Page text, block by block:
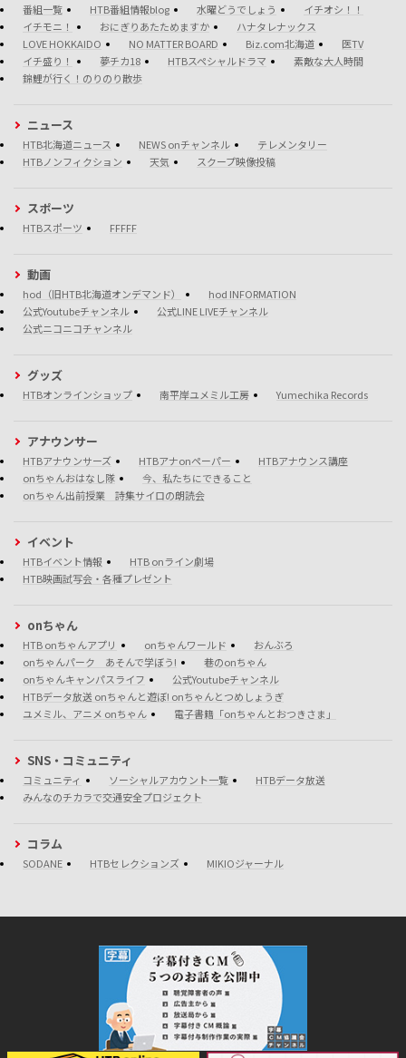
番組一覧 HTB番組情報blog 水曜どうでしょう
イチオシ！！
イチモニ！
おにぎりあたためますか
ハナタレナックス
LOVE HOKKAIDO
NO MATTER BOARD Biz.com北海道
医TV
イチ盛り！
夢チカ18 HTBスペシャルドラマ
素敵な大人時間
錦鯉が行く！のりのり散歩
ニュース
HTB北海道ニュース NEWS onチャンネル
テレメンタリー
HTBノンフィクション
天気 スクープ映像投稿
スポーツ
HTBスポーツ FFFFF
動画
hod（旧HTB北海道オンデマンド）
hod INFORMATION
公式Youtubeチャンネル
公式LINE LIVEチャンネル
公式ニコニコチャンネル
グッズ
HTBオンラインショップ 南平岸ユメミル工房 Yumechika Records
アナウンサー
HTBアナウンサーズ HTBアナonペーパー
HTBアナウンス講座
onちゃんおはなし隊
今、私たちにできること
onちゃん出前授業 詩集サイロの朗読会
イベント
HTBイベント情報
HTB onライン劇場
HTB映画試写会・各種プレゼント
onちゃん
HTB onちゃんアプリ onちゃんワールド
おんぶろ
onちゃんパーク あそんで学ぼう!
巷のonちゃん
onちゃんキャンパスライフ
公式Youtubeチャンネル
HTBデータ放送 onちゃんと遊ぼ! onちゃんとつめしょうぎ
ユメミル、アニメ onちゃん
電子書籍「onちゃんとおつきさま」
SNS・コミュニティ
コミュニティ ソーシャルアカウント一覧
HTBデータ放送
みんなのチカラで交通安全プロジェクト
コラム
SODANE HTBセレクションズ MIKIOジャーナル